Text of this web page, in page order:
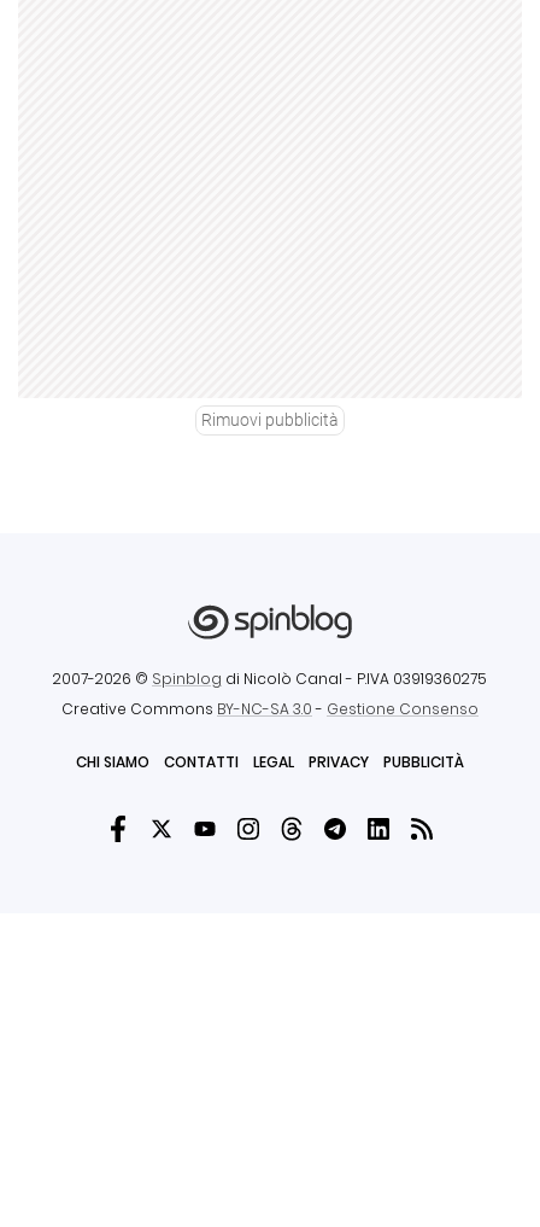
Rimuovi pubblicità
2007-2026 © Spinblog di Nicolò Canal - P.IVA 03919360275
Creative Commons BY-NC-SA 3.0- Gestione Consenso
CHI SIAMO CONTATTI LEGAL PRIVACY PUBBLICITÀ